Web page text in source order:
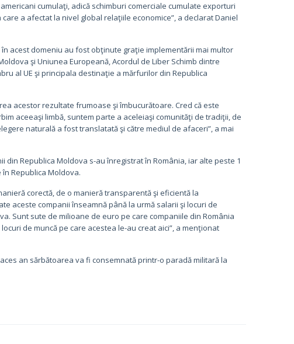
cumulaţi, adică schimburi comerciale cumulate exporturi
a afectat la nivel global relaţiile economice”, a declarat Daniel
acest domeniu au fost obţinute graţie implementării mai multor
şi Uniunea Europeană, Acordul de Liber Schimb dintre
al UE şi principala destinaţie a mărfurilor din Republica
acestor rezultate frumoase şi îmbucurătoare. Cred că este
aceeaşi limbă, suntem parte a aceleiaşi comunităţi de tradiţii, de
naturală a fost translatată şi către mediul de afaceri”, a mai
din Republica Moldova s-au înregistrat în România, iar alte peste 1
Republica Moldova.
corectă, de o manieră transparentă şi eficientă la
aceste companii înseamnă până la urmă salarii şi locuri de
Sunt sute de milioane de euro pe care companiile din România
de muncă pe care acestea le-au creat aici”, a menţionat
an sărbătoarea va fi consemnată printr-o paradă militară la